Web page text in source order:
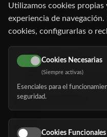
C/ Oruro, 11.
91 345 06 26
616 113 103
Buscador de residencias
Eventos
Utilizamos cookies
experiencia de
cookies, configurarlas o
Cookies Necesarias
(Siempre activas)
Esenciales para el
seguridad.
Cookies Funcionales